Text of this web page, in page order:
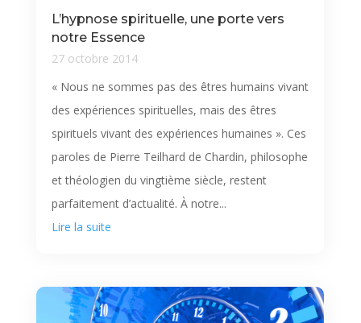
L’hypnose spirituelle, une porte vers
notre Essence
27 octobre 2014
« Nous ne sommes pas des êtres humains vivant
des expériences spirituelles, mais des êtres
spirituels vivant des expériences humaines ». Ces
paroles de Pierre Teilhard de Chardin, philosophe
et théologien du vingtième siècle, restent
parfaitement d’actualité. À notre...
Lire la suite